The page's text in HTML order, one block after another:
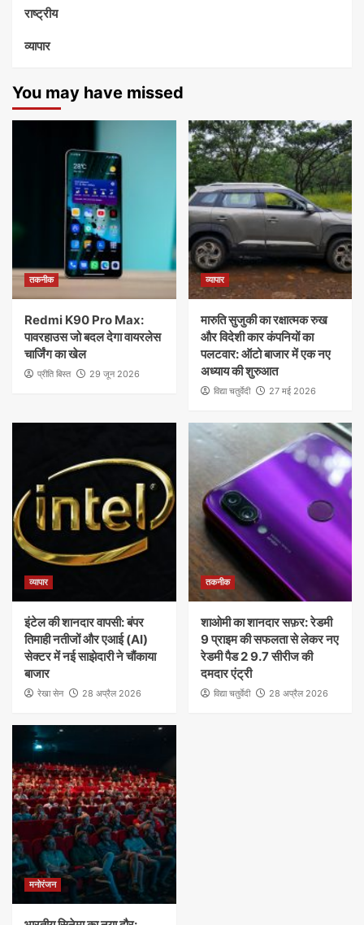
राष्ट्रीय
व्यापार
You may have missed
तकनीक
Redmi K90 Pro Max:
पावरहाउस जो बदल देगा वायरलेस
चार्जिंग का खेल
प्रीति बिस्त 29 जून 2026
व्यापार
मारुति सुजुकी का रक्षात्मक रुख
और विदेशी कार कंपनियों का
पलटवार: ऑटो बाजार में एक नए
अध्याय की शुरुआत
विद्या चतुर्वेदी 27 मई 2026
व्यापार
इंटेल की शानदार वापसी: बंपर
तिमाही नतीजों और एआई (AI)
सेक्टर में नई साझेदारी ने चौंकाया
बाजार
रेखा सेन 28 अप्रैल 2026
तकनीक
शाओमी का शानदार सफ़र: रेडमी
9 प्राइम की सफलता से लेकर नए
रेडमी पैड 2 9.7 सीरीज की
दमदार एंट्री
विद्या चतुर्वेदी 28 अप्रैल 2026
मनोरंजन